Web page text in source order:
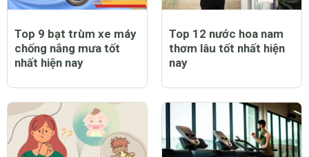
Top 9 bạt trùm xe máy
chống nắng mưa tốt
nhất hiện nay
Top 12 nước hoa nam
thơm lâu tốt nhất hiện
nay